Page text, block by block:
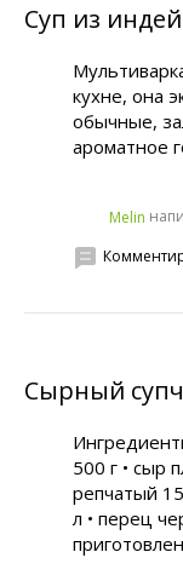
Суп из
кухне, она
обычные,
ароматное
Melin
Сырный
500 г • сыр
репчатый
л • перец